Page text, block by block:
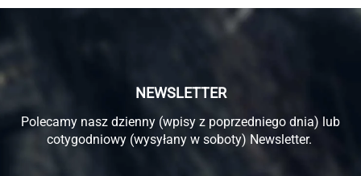
NEWSLETTER
Polecamy nasz dzienny (wpisy z poprzedniego dnia) lub
cotygodniowy (wysyłany w soboty) Newsletter.